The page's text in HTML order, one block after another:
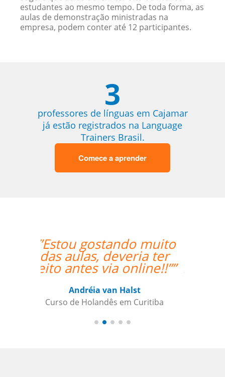
estudantes ao mesmo tempo. De toda forma, as
aulas de demonstração ministradas na
empresa, podem conter até 12 participantes.
3
professores de línguas em Cajamar
já estão registrados na Language
Trainers Brasil.
Comece a aprender
“”Everything is going
amazing! Thanks so
much for your help!””
Nathan Miller
Curso de em Manaus